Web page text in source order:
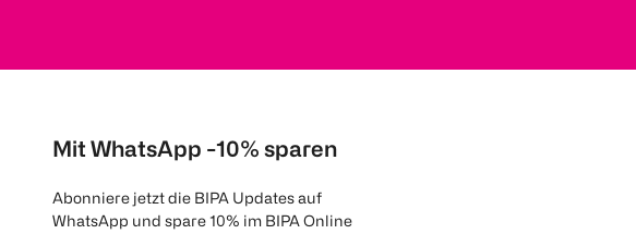
Mit WhatsApp -10% sparen
Abonniere jetzt die BIPA Updates auf
WhatsApp und spare 10% im BIPA Online